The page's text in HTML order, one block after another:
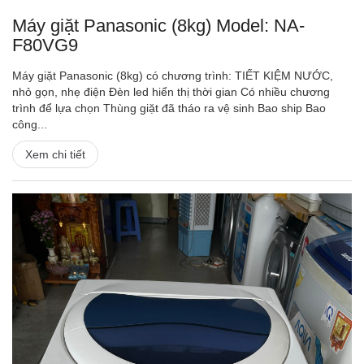
Máy giặt Panasonic (8kg) Model: NA-
F80VG9
Máy giặt Panasonic (8kg) có chương trình: TIẾT KIỆM NƯỚC,
nhỏ gọn, nhẹ điện Đèn led hiển thị thời gian Có nhiều chương
trình để lựa chọn Thùng giặt đã tháo ra vệ sinh Bao ship Bao
công...
Xem chi tiết